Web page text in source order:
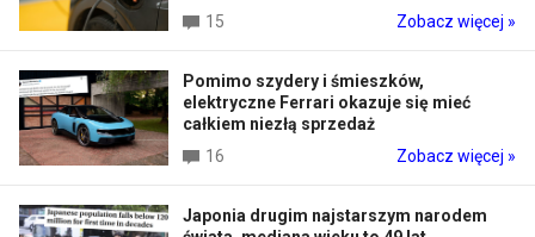
15
Zobacz więcej »
Pomimo szydery i śmieszków,
elektryczne Ferrari okazuje się mieć
całkiem niezłą sprzedaż
16
Zobacz więcej »
Japonia drugim najstarszym narodem